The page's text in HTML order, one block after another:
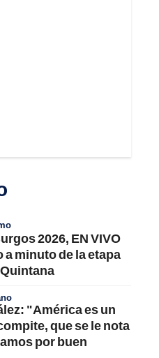
2026, EN VIVO
a minuto de la etapa
"América es un
que se le nota
por buen